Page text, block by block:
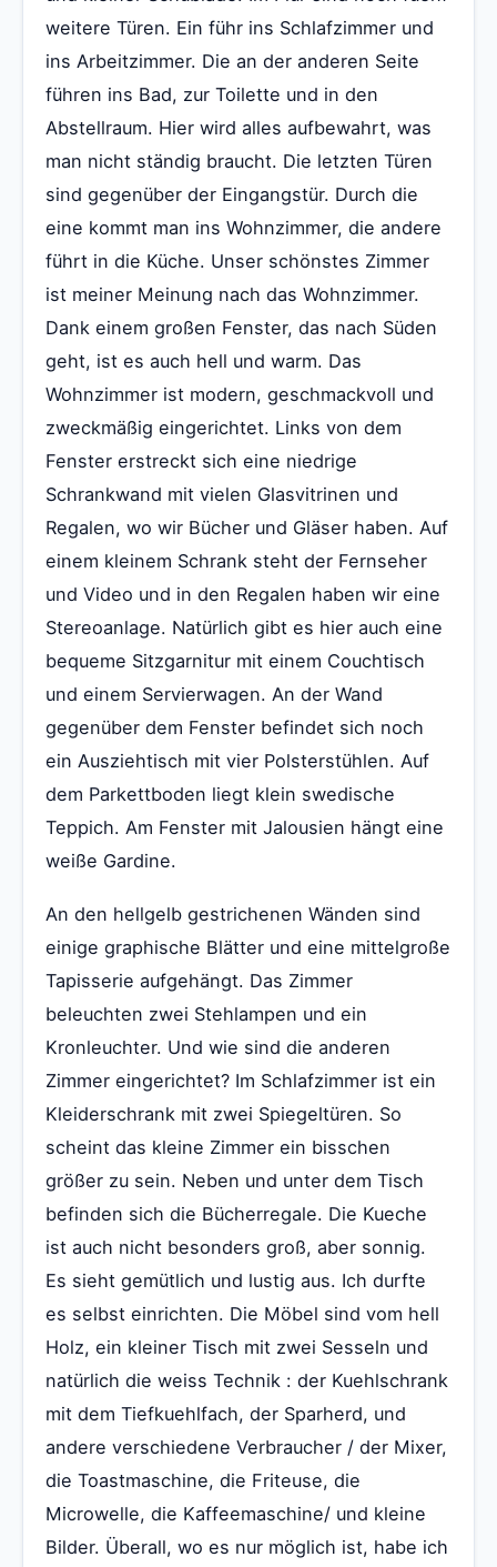
weitere Türen. Ein führ ins Schlafzimmer und
ins Arbeitzimmer. Die an der anderen Seite
führen ins Bad, zur Toilette und in den
Abstellraum. Hier wird alles aufbewahrt, was
man nicht ständig braucht. Die letzten Türen
sind gegenüber der Eingangstür. Durch die
eine kommt man ins Wohnzimmer, die andere
führt in die Küche. Unser schönstes Zimmer
ist meiner Meinung nach das Wohnzimmer.
Dank einem großen Fenster, das nach Süden
geht, ist es auch hell und warm. Das
Wohnzimmer ist modern, geschmackvoll und
zweckmäßig eingerichtet. Links von dem
Fenster erstreckt sich eine niedrige
Schrankwand mit vielen Glasvitrinen und
Regalen, wo wir Bücher und Gläser haben. Auf
einem kleinem Schrank steht der Fernseher
und Video und in den Regalen haben wir eine
Stereoanlage. Natürlich gibt es hier auch eine
bequeme Sitzgarnitur mit einem Couchtisch
und einem Servierwagen. An der Wand
gegenüber dem Fenster befindet sich noch
ein Ausziehtisch mit vier Polsterstühlen. Auf
dem Parkettboden liegt klein swedische
Teppich. Am Fenster mit Jalousien hängt eine
weiße Gardine.
An den hellgelb gestrichenen Wänden sind
einige graphische Blätter und eine mittelgroße
Tapisserie aufgehängt. Das Zimmer
beleuchten zwei Stehlampen und ein
Kronleuchter. Und wie sind die anderen
Zimmer eingerichtet? Im Schlafzimmer ist ein
Kleiderschrank mit zwei Spiegeltüren. So
scheint das kleine Zimmer ein bisschen
größer zu sein. Neben und unter dem Tisch
befinden sich die Bücherregale. Die Kueche
ist auch nicht besonders groß, aber sonnig.
Es sieht gemütlich und lustig aus. Ich durfte
es selbst einrichten. Die Möbel sind vom hell
Holz, ein kleiner Tisch mit zwei Sesseln und
natürlich die weiss Technik : der Kuehlschrank
mit dem Tiefkuehlfach, der Sparherd, und
andere verschiedene Verbraucher / der Mixer,
die Toastmaschine, die Friteuse, die
Microwelle, die Kaffeemaschine/ und kleine
Bilder. Überall, wo es nur möglich ist, habe ich